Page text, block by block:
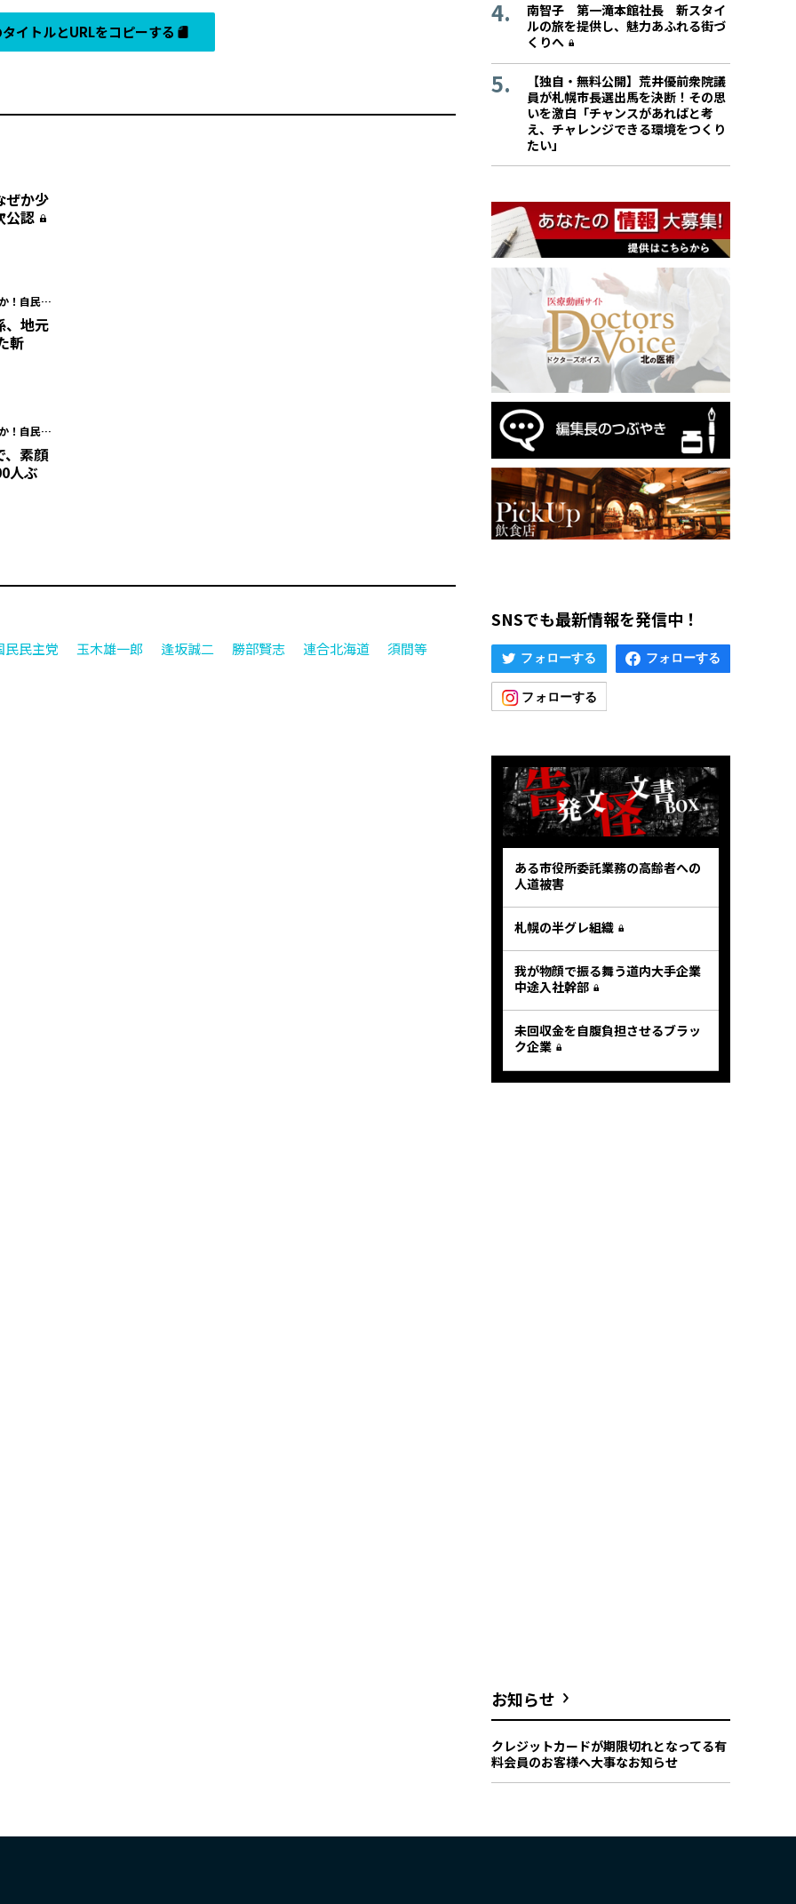
イトルとURLをコピーする
ぜか少
公認
！自民会
道議
、地元
斬
！自民会
道議
、素顔
人ぶ
民民主党 玉木雄一郎 逢坂誠二 勝部賢志 連合北海道 須間等
南智子 第一滝本館社長 新スタイ
ルの旅を提供し、魅力あふれる街づ
くりへ
【独自・無料公開】荒井優前衆院議
員が札幌市長選出馬を決断！その思
いを激白「チャンスがあればと考
え、チャレンジできる環境をつくり
たい」
SNSでも最新情報を発信中！
ある市役所委託業務の高齢者への
人道被害
札幌の半グレ組織
我が物顔で振る舞う道内大手企業
中途入社幹部
未回収金を自腹負担させるブラッ
ク企業
お知らせ
クレジットカードが期限切れとなってる有
料会員のお客様へ大事なお知らせ